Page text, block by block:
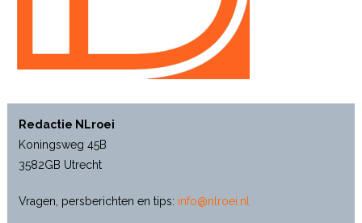
Redactie NLroei
Koningsweg 45B
3582GB Utrecht
Vragen, persberichten en tips: info@nlroei.nl